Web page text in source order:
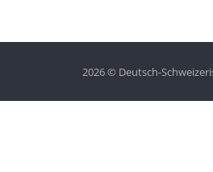
2026 © Deutsch-